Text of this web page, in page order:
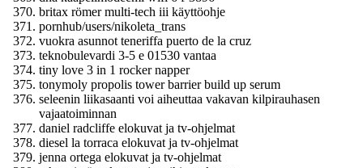
britax römer multi-tech iii käyttöohje
pornhub/users/nikoleta_trans
vuokra asunnot teneriffa puerto de la cruz
teknobulevardi 3-5 e 01530 vantaa
tiny love 3 in 1 rocker napper
tonymoly propolis tower barrier build up serum
seleenin liikasaanti voi aiheuttaa vakavan kilpirauhasen
vajaatoiminnan
daniel radcliffe elokuvat ja tv-ohjelmat
diesel la torraca elokuvat ja tv-ohjelmat
jenna ortega elokuvat ja tv-ohjelmat